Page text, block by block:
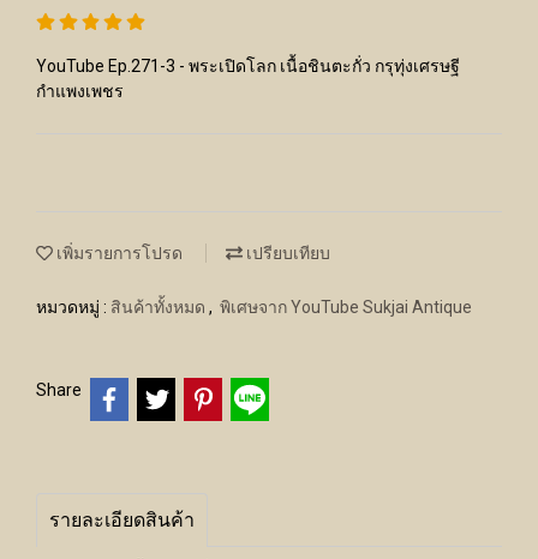
YouTube Ep.271-3 - พระเปิดโลก เนื้อชินตะกั่ว กรุทุ่งเศรษฐี
กำแพงเพชร
เพิ่มรายการโปรด เปรียบเทียบ
หมวดหมู่ : สินค้าทั้งหมด , พิเศษจาก YouTube Sukjai Antique
Share
รายละเอียดสินค้า